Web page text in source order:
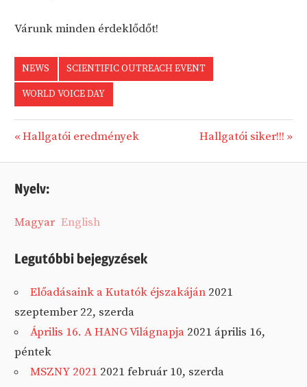
Várunk minden érdeklődőt!
NEWS SCIENTIFIC OUTREACH EVENT
WORLD VOICE DAY
Bejegyzés
Previous
Hallgatói eredmények
Next
Hallgatói siker!!!
Nyelv:
Magyar English
Legutóbbi bejegyzések
Előadásaink a Kutatók éjszakáján 2021
szeptember 22, szerda
Április 16. A HANG Világnapja 2021 április 16,
péntek
MSZNY 2021 2021 február 10, szerda